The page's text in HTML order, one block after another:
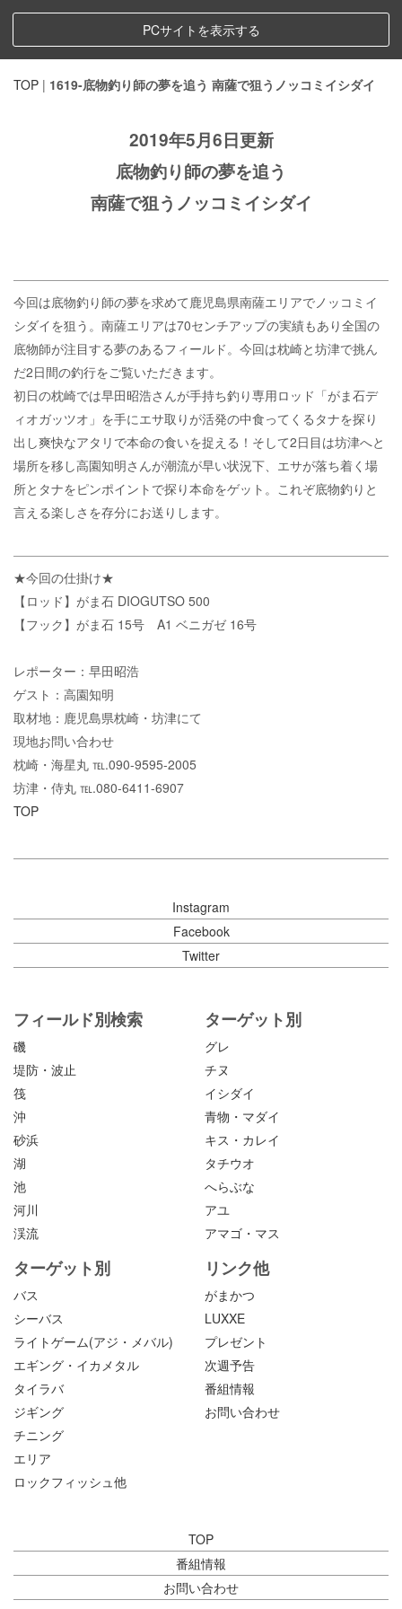
PCサイトを表示する
TOP | 1619-底物釣り師の夢を追う 南薩で狙うノッコミイシダイ
2019年5月6日更新
底物釣り師の夢を追う
南薩で狙うノッコミイシダイ
今回は底物釣り師の夢を求めて鹿児島県南薩エリアでノッコミイ
シダイを狙う。南薩エリアは70センチアップの実績もあり全国の
底物師が注目する夢のあるフィールド。今回は枕崎と坊津で挑ん
だ2日間の釣行をご覧いただきます。
初日の枕崎では早田昭浩さんが手持ち釣り専用ロッド「がま石デ
ィオガッツオ」を手にエサ取りが活発の中食ってくるタナを探り
出し爽快なアタリで本命の食いを捉える！そして2日目は坊津へと
場所を移し高園知明さんが潮流が早い状況下、エサが落ち着く場
所とタナをピンポイントで探り本命をゲット。これぞ底物釣りと
言える楽しさを存分にお送りします。
★今回の仕掛け★
【ロッド】がま石 DIOGUTSO 500
【フック】がま石 15号 A1 ベニガゼ 16号
レポーター：早田昭浩
ゲスト：高園知明
取材地：鹿児島県枕崎・坊津にて
現地お問い合わせ
枕崎・海星丸 ℡.090-9595-2005
坊津・侍丸 ℡.080-6411-6907
TOP
Instagram
Facebook
Twitter
フィールド別検索
磯
堤防・波止
筏
沖
砂浜
湖
池
河川
渓流
ターゲット別
グレ
チヌ
イシダイ
青物・マダイ
キス・カレイ
タチウオ
へらぶな
アユ
アマゴ・マス
ターゲット別
バス
シーバス
ライトゲーム(アジ・メバル)
エギング・イカメタル
タイラバ
ジギング
チニング
エリア
ロックフィッシュ他
リンク他
がまかつ
LUXXE
プレゼント
次週予告
番組情報
お問い合わせ
TOP
番組情報
お問い合わせ